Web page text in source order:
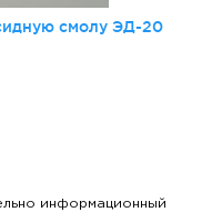
смолу ЭД-20
информационный